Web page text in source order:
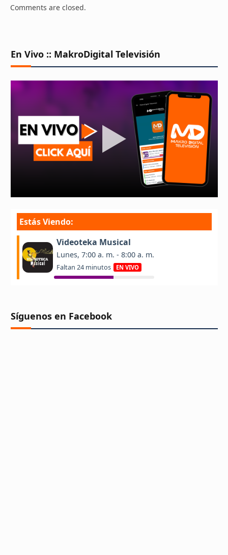
Comments are closed.
En Vivo :: MakroDigital Televisión
Síguenos en Facebook